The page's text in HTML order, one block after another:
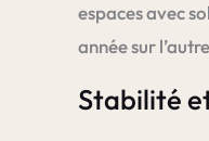
espaces avec
année sur
Stabilité